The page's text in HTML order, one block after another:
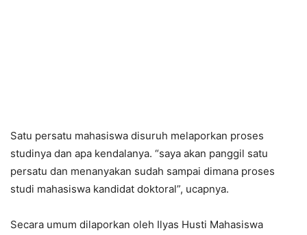
Satu persatu mahasiswa disuruh melaporkan proses
studinya dan apa kendalanya. “saya akan panggil satu
persatu dan menanyakan sudah sampai dimana proses
studi mahasiswa kandidat doktoral”, ucapnya.
Secara umum dilaporkan oleh Ilyas Husti Mahasiswa